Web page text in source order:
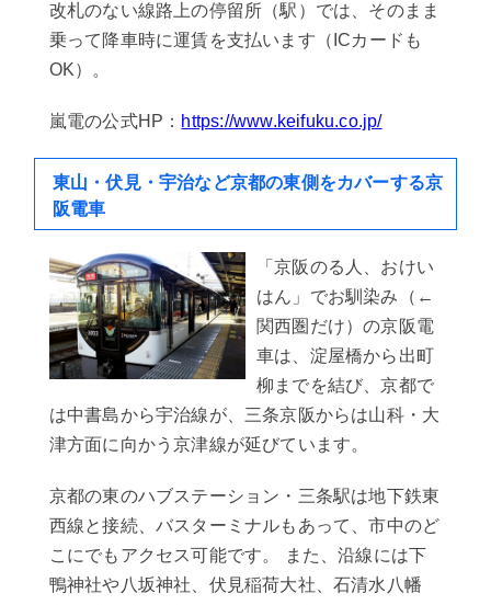
改札のない線路上の停留所（駅）では、そのまま
乗って降車時に運賃を支払います（ICカードも
OK）。
嵐電の公式HP： https://www.keifuku.co.jp/
東山・伏見・宇治など京都の東側をカバーする京
阪電車
「京阪のる人、おけい
はん」でお馴染み（←
関西圏だけ）の京阪電
車は、淀屋橋から出町
柳までを結び、京都で
は中書島から宇治線が、三条京阪からは山科・大
津方面に向かう京津線が延びています。
京都の東のハブステーション・三条駅は地下鉄東
西線と接続、バスターミナルもあって、市中のど
こにでもアクセス可能です。 また、沿線には下
鴨神社や八坂神社、伏見稲荷大社、石清水八幡